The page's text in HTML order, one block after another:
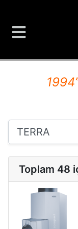
TERRA
Toplam 48